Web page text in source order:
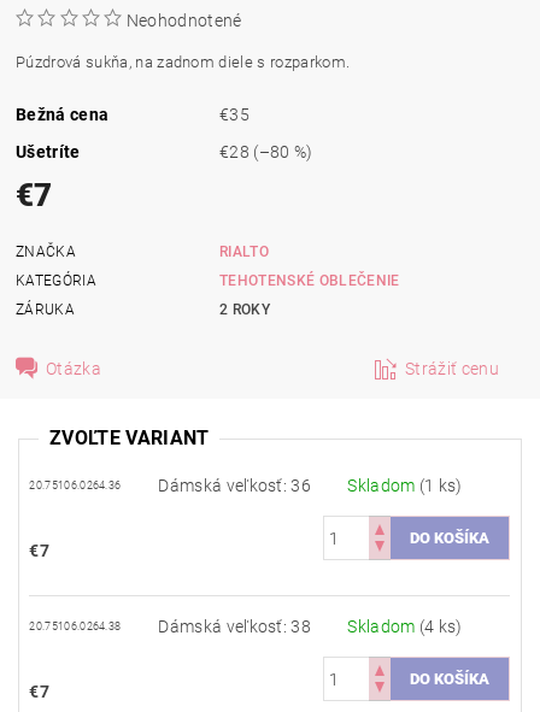
Neohodnotené
Púzdrová sukňa, na zadnom diele s rozparkom.
Bežná cena
€35
Ušetríte
€28 (–80 %)
€7
ZNAČKA
RIALTO
KATEGÓRIA
TEHOTENSKÉ OBLEČENIE
ZÁRUKA
2 ROKY
Otázka Strážiť cenu
ZVOĽTE VARIANT
20.75106.0264.36 Dámská veľkosť: 36 Skladom (1 ks)
€7
20.75106.0264.38 Dámská veľkosť: 38 Skladom (4 ks)
€7